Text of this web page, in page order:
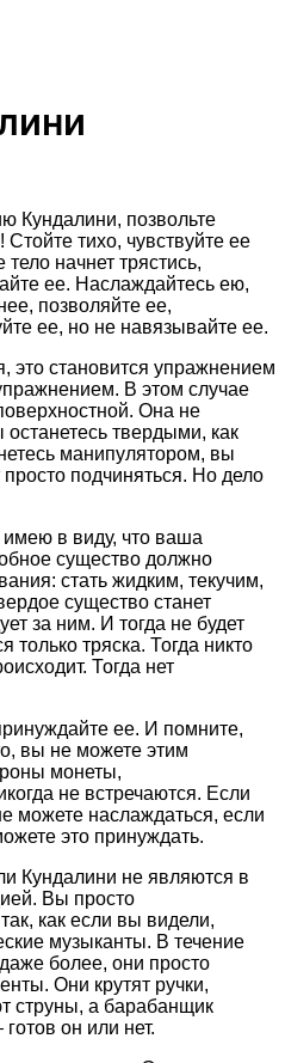
Кундалини, позвольте
тихо, чувствуйте ее
начнет трястись,
ее. Наслаждайтесь ею,
позволяйте ее,
ее, но не навязывайте ее.
это становится упражнением
В этом случае
Она не
твердыми, как
манипулятором, вы
просто подчиняться. Но дело
имею в виду, что ваша
существо должно
стать жидким, текучим,
существо станет
за ним. И тогда не будет
только тряска. Тогда никто
Тогда нет
ее. И помните,
вы не можете этим
монеты,
не встречаются. Если
можете наслаждаться, если
это принуждать.
Кундалини не являются в
Вы просто
как если вы видели,
музыканты. В течение
более, они просто
Они крутят ручки,
струны, а барабанщик
он или нет.